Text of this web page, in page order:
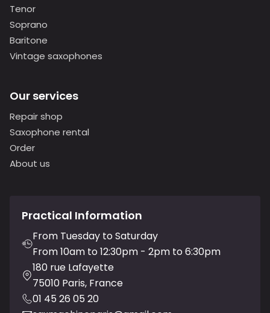
Tenor
Soprano
Baritone
Vintage saxophones
Our services
Repair shop
Saxophone rental
Order
About us
Practical Information
From Tuesday to Saturday
From 10am to 12:30pm - 2pm to 6:30pm
180 rue Lafayette
75010 Paris, France
01 45 26 05 20